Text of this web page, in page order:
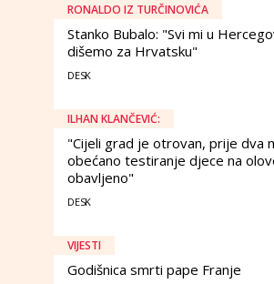
RONALDO IZ TURČINOVIĆA
Stanko Bubalo: "Svi mi u
dišemo za Hrvatsku"
DESK
ILHAN KLANČEVIĆ:
"Cijeli grad je otrovan, prije dva
obećano testiranje djece na
obavljeno"
DESK
VIJESTI
Godišnica smrti pape Franje